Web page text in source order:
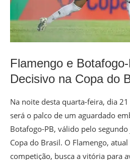
Flamengo e
Decisivo na Copa do
Na noite desta quarta-feira, dia
será o palco de um aguardado
Botafogo-PB, válido pelo
Copa do Brasil. O Flamengo,
competição, busca a vitória para